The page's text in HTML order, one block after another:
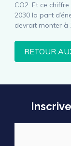
CO2. Et ce
2030 la part
devrait monter à
RETOUR